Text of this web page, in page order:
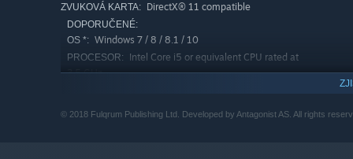
ZVUKOVÁ KARTA: DirectX® 11 compatible
DOPORUČENÉ:
OS *: Windows 7 / 8 / 8.1 / 10
PROCESOR:
Intel Core i5 or equivalent CPU rated at
3,5 GHz
© 2018 Fulqrum Publishing Ltd. Developed by Antagonist AS. All rights